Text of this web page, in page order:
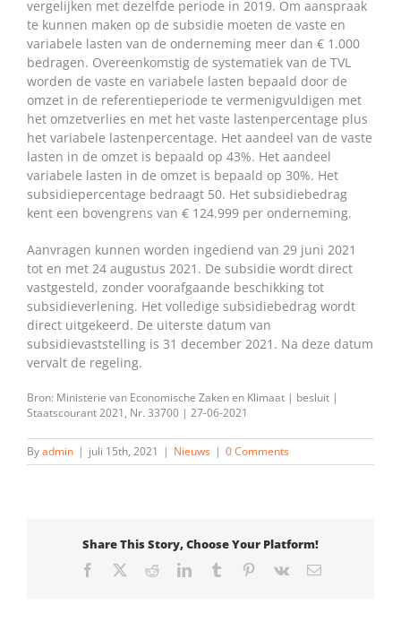
vergelijken met dezelfde periode in 2019. Om aanspraak
te kunnen maken op de subsidie moeten de vaste en
variabele lasten van de onderneming meer dan € 1.000
bedragen. Overeenkomstig de systematiek van de TVL
worden de vaste en variabele lasten bepaald door de
omzet in de referentieperiode te vermenigvuldigen met
het omzetverlies en met het vaste lastenpercentage plus
het variabele lastenpercentage. Het aandeel van de vaste
lasten in de omzet is bepaald op 43%. Het aandeel
variabele lasten in de omzet is bepaald op 30%. Het
subsidiepercentage bedraagt 50. Het subsidiebedrag
kent een bovengrens van € 124.999 per onderneming.
Aanvragen kunnen worden ingediend van 29 juni 2021
tot en met 24 augustus 2021. De subsidie wordt direct
vastgesteld, zonder voorafgaande beschikking tot
subsidieverlening. Het volledige subsidiebedrag wordt
direct uitgekeerd. De uiterste datum van
subsidievaststelling is 31 december 2021. Na deze datum
vervalt de regeling.
Bron: Ministerie van Economische Zaken en Klimaat | besluit |
Staatscourant 2021, Nr. 33700 | 27-06-2021
Byadmin | juli 15th, 2021 | Nieuws | 0 Comments
Share This Story, Choose Your Platform!
Facebook RedditLinkedInTumblr Pinterest
Vk Email